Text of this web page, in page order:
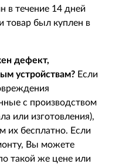
в течение 14 дней
товар был куплен в
дефект,
устройствам? Если
с производством
или изготовления),
их бесплатно. Если
Вы можете
такой же цене или